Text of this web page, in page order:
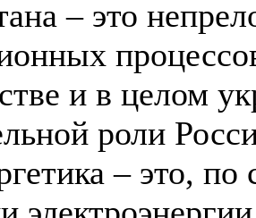
– это
и в целом
роли
– это,